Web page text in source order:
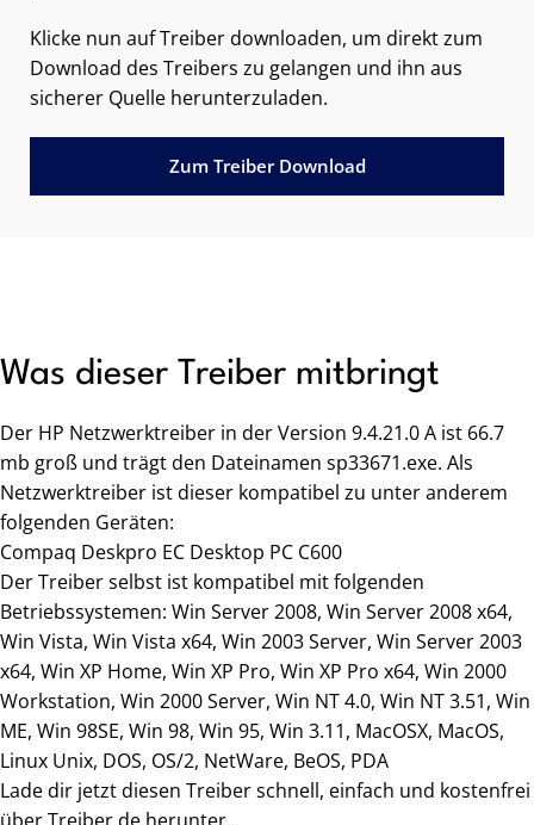
Klicke nun auf Treiber downloaden, um direkt zum
Download des Treibers zu gelangen und ihn aus
sicherer Quelle herunterzuladen.
Zum Treiber Download
Was dieser Treiber mitbringt
Der HP Netzwerktreiber in der Version 9.4.21.0 A ist 66.7
mb groß und trägt den Dateinamen sp33671.exe. Als
Netzwerktreiber ist dieser kompatibel zu unter anderem
folgenden Geräten:
Compaq Deskpro EC Desktop PC C600
Der Treiber selbst ist kompatibel mit folgenden
Betriebssystemen: Win Server 2008, Win Server 2008 x64,
Win Vista, Win Vista x64, Win 2003 Server, Win Server 2003
x64, Win XP Home, Win XP Pro, Win XP Pro x64, Win 2000
Workstation, Win 2000 Server, Win NT 4.0, Win NT 3.51, Win
ME, Win 98SE, Win 98, Win 95, Win 3.11, MacOSX, MacOS,
Linux Unix, DOS, OS/2, NetWare, BeOS, PDA
Lade dir jetzt diesen Treiber schnell, einfach und kostenfrei